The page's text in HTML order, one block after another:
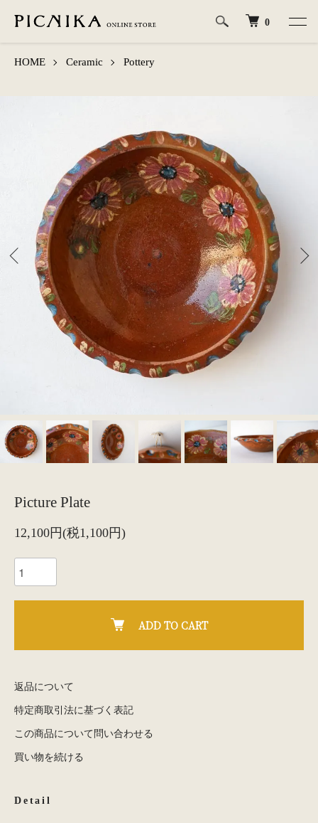
0
HOME Ceramic Pottery
Picture Plate
12,100円(税1,100円)
ADD TO CART
返品について
特定商取引法に基づく表記
この商品について問い合わせる
買い物を続ける
Detail